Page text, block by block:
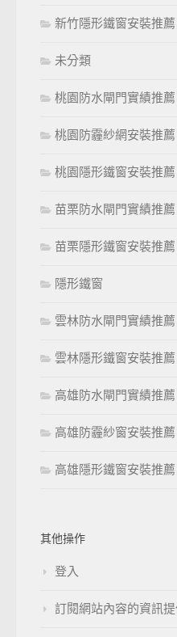
新竹隱形鐵窗安裝推薦
未分類
桃園防水閘門實績推薦
桃園防霾紗網安裝推薦
桃園隱形鐵窗安裝推薦
苗栗防水閘門實績推薦
苗栗隱形鐵窗安裝推薦
隱形鐵窗
雲林防水閘門實績推薦
雲林隱形鐵窗安裝推薦
高雄防水閘門實績推薦
高雄防霾紗窗安裝推薦
高雄隱形鐵窗安裝推薦
其他操作
登入
訂閱網站內容的資訊